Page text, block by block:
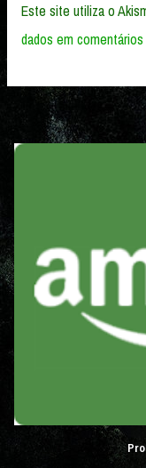
Este site utiliza o
dados em